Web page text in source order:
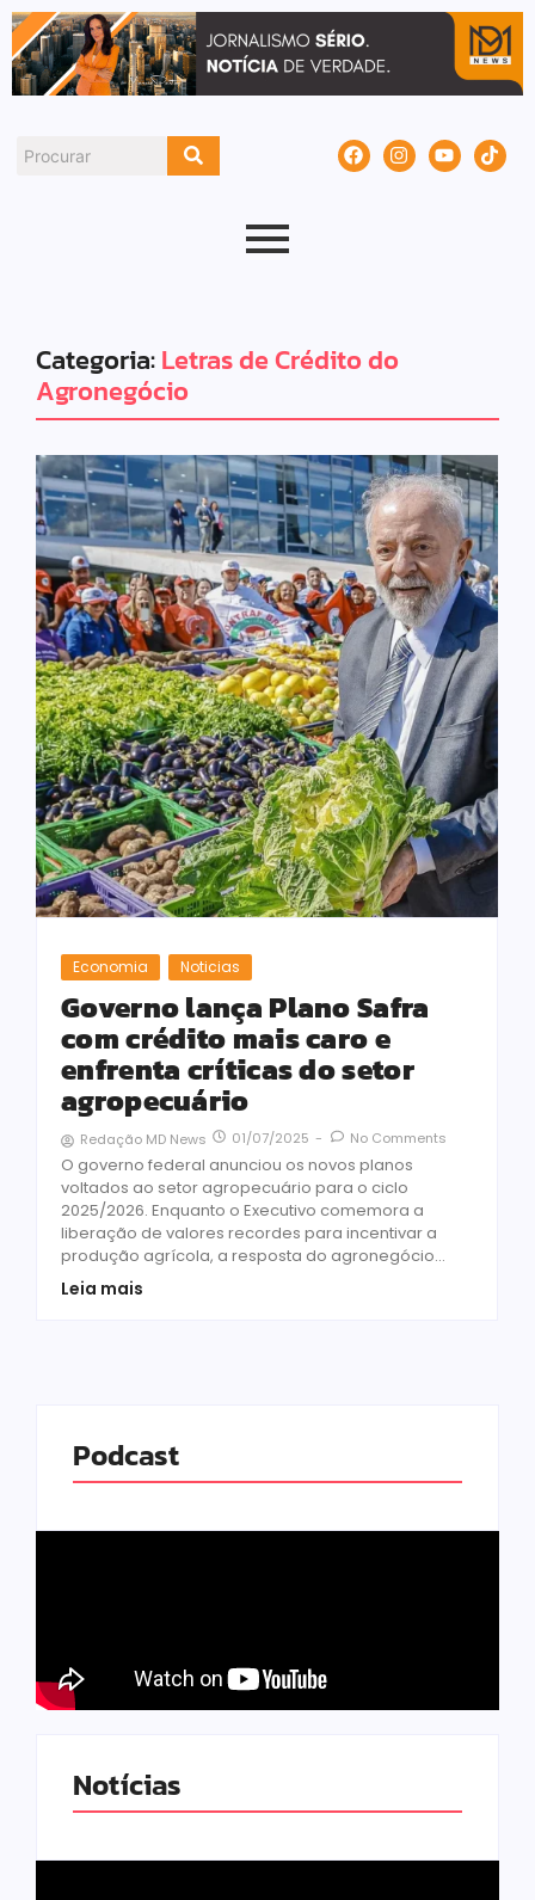
Categoria:Letras de Crédito do
Agronegócio
Economia Noticias
Governo lança Plano Safra
com crédito mais caro e
enfrenta críticas do setor
agropecuário
Redação MD News 01/07/2025 - No Comments
O governo federal anunciou os novos planos
voltados ao setor agropecuário para o ciclo
2025/2026. Enquanto o Executivo comemora a
liberação de valores recordes para incentivar a
produção agrícola, a resposta do agronegócio...
Leia mais
Podcast
Notícias